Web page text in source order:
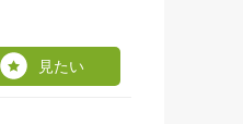
見たい